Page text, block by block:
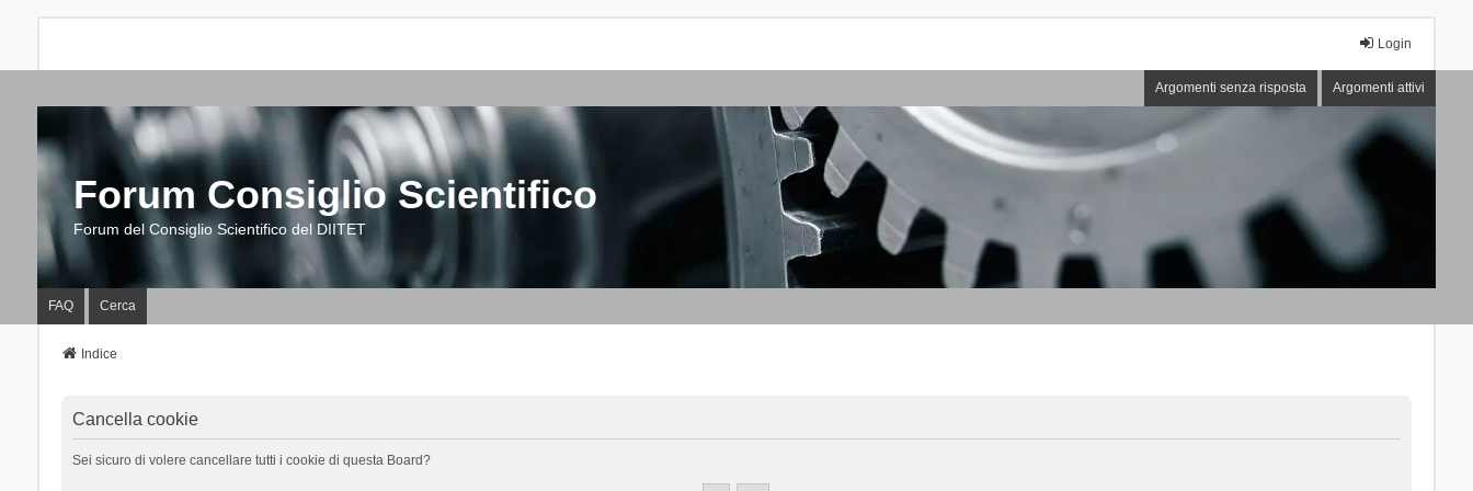
Login
Argomenti senza risposta Argomenti attivi
Forum Consiglio Scientifico
Forum del Consiglio Scientifico del DIITET
FAQ Cerca
Indice
Cancella cookie
Sei sicuro di volere cancellare tutti i cookie di questa Board?